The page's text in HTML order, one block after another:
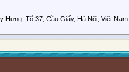
Tổ 37, Cầu Giấy, Hà Nội, Việt Nam